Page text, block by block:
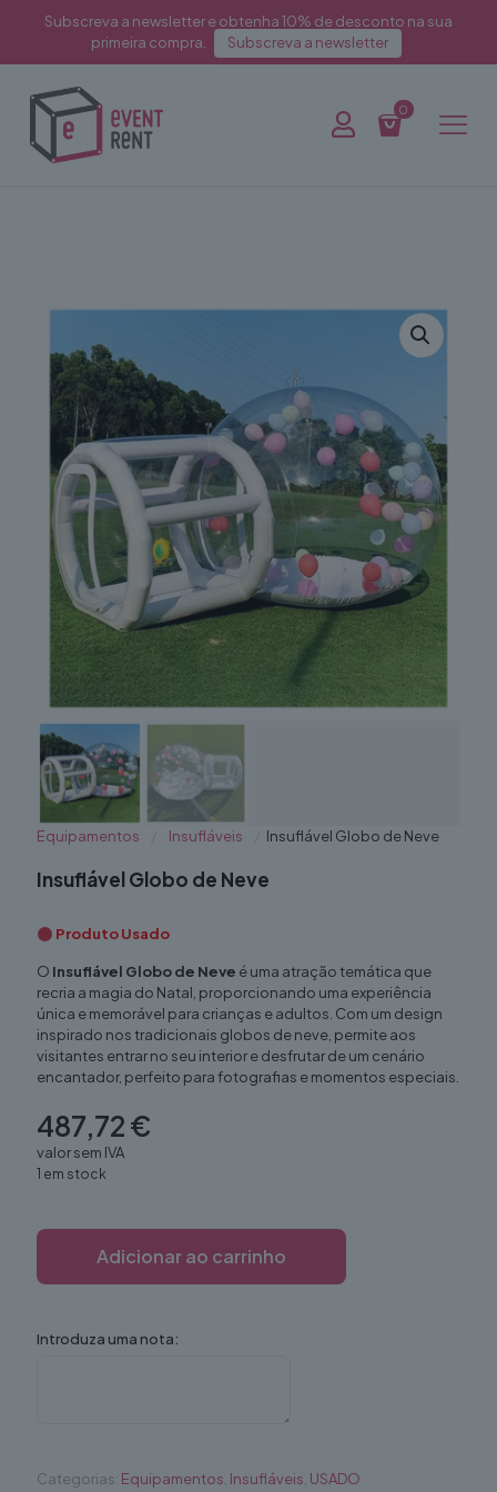
Subscreva a newsletter e obtenha 10% de desconto na sua
primeira compra.
Subscreva a newsletter
0
Equipamentos Insufláveis Insuflável Globo de Neve
Insuflável Globo de Neve
Produto Usado
O Insuflável Globo de Neve é uma atração temática que
recria a magia do Natal, proporcionando uma experiência
única e memorável para crianças e adultos. Com um design
inspirado nos tradicionais globos de neve, permite aos
visitantes entrar no seu interior e desfrutar de um cenário
encantador, perfeito para fotografias e momentos especiais.
487,72€
valor sem IVA
1 em stock
Adicionar ao carrinho
Introduza uma nota:
Categorias: Equipamentos, Insufláveis, USADO